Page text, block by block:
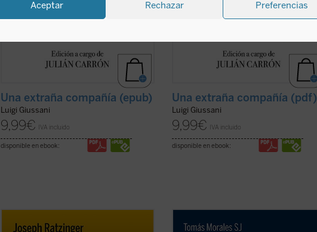
Aceptar Rechazar Preferencias
Una extraña compañía (epub)
Luigi Giussani
9,99€ IVA incluido
disponible en ebook:
Una extraña compañía (pdf)
Luigi Giussani
9,99€ IVA incluido
disponible en ebook:
El presente texto, en el que se recogen
Así nació un Movimiento en la Iglesia.